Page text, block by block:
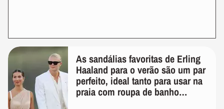
As sandálias favoritas de Erling
Haaland para o verão são um par
perfeito, ideal tanto para usar na
praia com roupa de banho